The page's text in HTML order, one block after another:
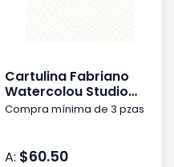
Cartulina Fabriano
Watercolou Studio
grano fino 50x70cm
Compra mínima de 3 pzas
A: $60.50